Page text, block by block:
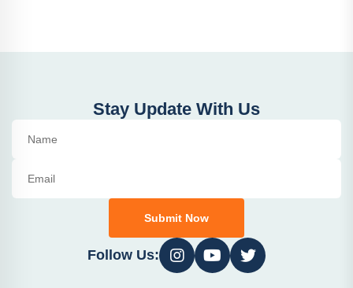
Stay Update With Us
Submit Now
Follow Us: